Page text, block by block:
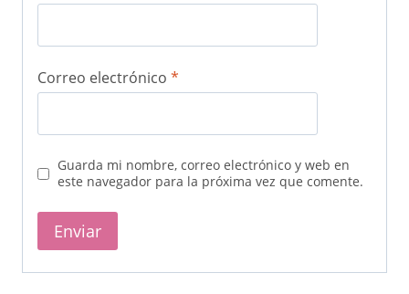
Correo electrónico *
Guarda mi nombre, correo electrónico y web en
este navegador para la próxima vez que comente.